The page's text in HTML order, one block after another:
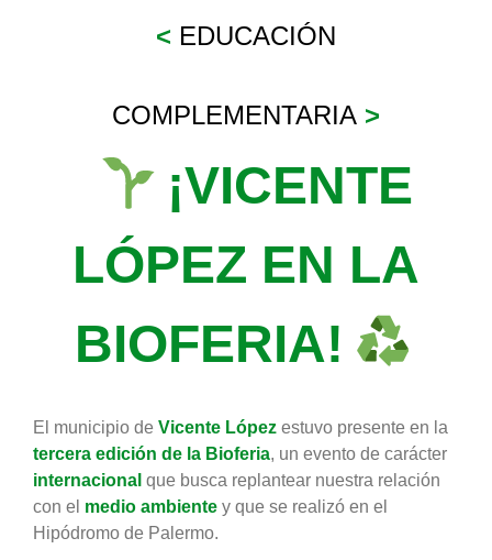
< EDUCACIÓN
COMPLEMENTARIA >
¡VICENTE
LÓPEZ EN LA
BIOFERIA!
El municipio de Vicente López estuvo presente en la
tercera edición de la Bioferia, un evento de carácter
internacional que busca replantear nuestra relación
con el medio ambiente y que se realizó en el
Hipódromo de Palermo.